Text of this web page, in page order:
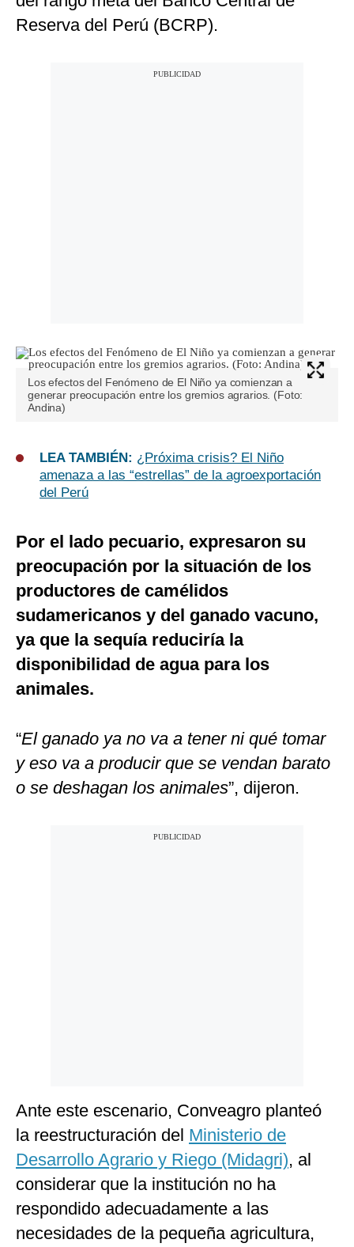
Reserva del Perú (BCRP).
Los efectos del Fenómeno de El Niño ya comienzan a
generar preocupación entre los gremios agrarios. (Foto:
Andina)
LEA TAMBIÉN: ¿Próxima crisis? El Niño
amenaza a las “estrellas” de la agroexportación
del Perú
Por el lado pecuario, expresaron su
preocupación por la situación de los
productores de camélidos
sudamericanos y del ganado vacuno,
ya que la sequía reduciría la
disponibilidad de agua para los
animales.
“El ganado ya no va a tener ni qué tomar
y eso va a producir que se vendan barato
o se deshagan los animales”, dijeron.
Ante este escenario, Conveagro planteó
la reestructuración del Ministerio de
Desarrollo Agrario y Riego (Midagri), al
considerar que la institución no ha
respondido adecuadamente a las
necesidades de la pequeña agricultura,